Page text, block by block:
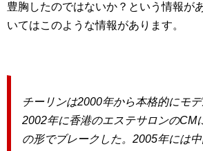
豊胸したのではないか？という情報が
いてはこのような情報があります。
チーリンは2000年から本格的にモデ
2002年に香港のエステサロンのCM
の形でブレークした。2005年には